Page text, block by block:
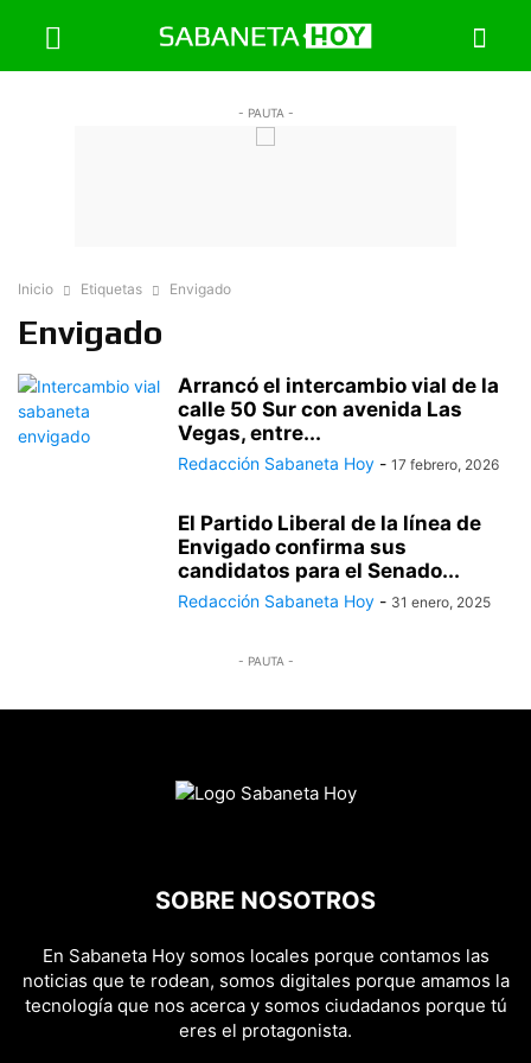
- PAUTA -
Inicio Etiquetas Envigado
Envigado
Arrancó el intercambio vial de la
calle 50 Sur con avenida Las
Vegas, entre...
Redacción Sabaneta Hoy - 17 febrero, 2026
El Partido Liberal de la línea de
Envigado confirma sus
candidatos para el Senado...
Redacción Sabaneta Hoy - 31 enero, 2025
- PAUTA -
SOBRE NOSOTROS
En Sabaneta Hoy somos locales porque contamos las
noticias que te rodean, somos digitales porque amamos la
tecnología que nos acerca y somos ciudadanos porque tú
eres el protagonista.